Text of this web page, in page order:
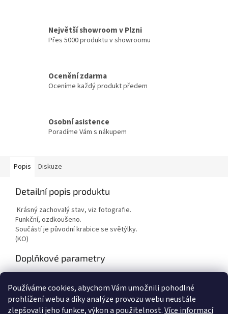
Používáme cookies, abychom Vám umožnili pohodlné
prohlížení webu a díky analýze provozu webu neustále
zlepšovali jeho funkce, výkon a použitelnost.Více informací
Největší showroom v Plzni
Přes 5000 produktu v showroomu
Ocenění zdarma
Oceníme každý produkt předem
Osobní asistence
Poradíme Vám s nákupem
Popis Diskuze
Detailní popis produktu
Krásný zachovalý stav, viz fotografie.
Funkční, ozdkoušeno.
Součástí je původní krabice se světýlky.
(KO)
Doplňkové parametry
Hmotnost: 1 kg